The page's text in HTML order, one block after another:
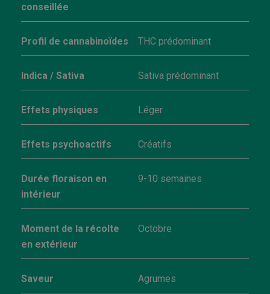
conseillée
Profil de cannabinoïdes THC prédominant
Indica / Sativa Sativa prédominant
Effets physiques Léger
Effets psychoactifs Créatifs
Durée floraison en
intérieur
9-10 semaines
Moment de la récolte
en extérieur
Octobre
Saveur Agrumes